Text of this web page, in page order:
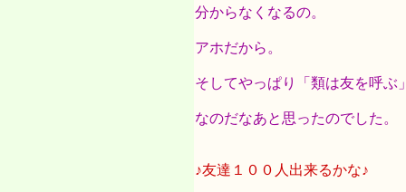
分からなくなるの。
アホだから。
そしてやっぱり「類は友を呼ぶ
なのだなあと思ったのでした。
♪友達１００人出来るかな♪